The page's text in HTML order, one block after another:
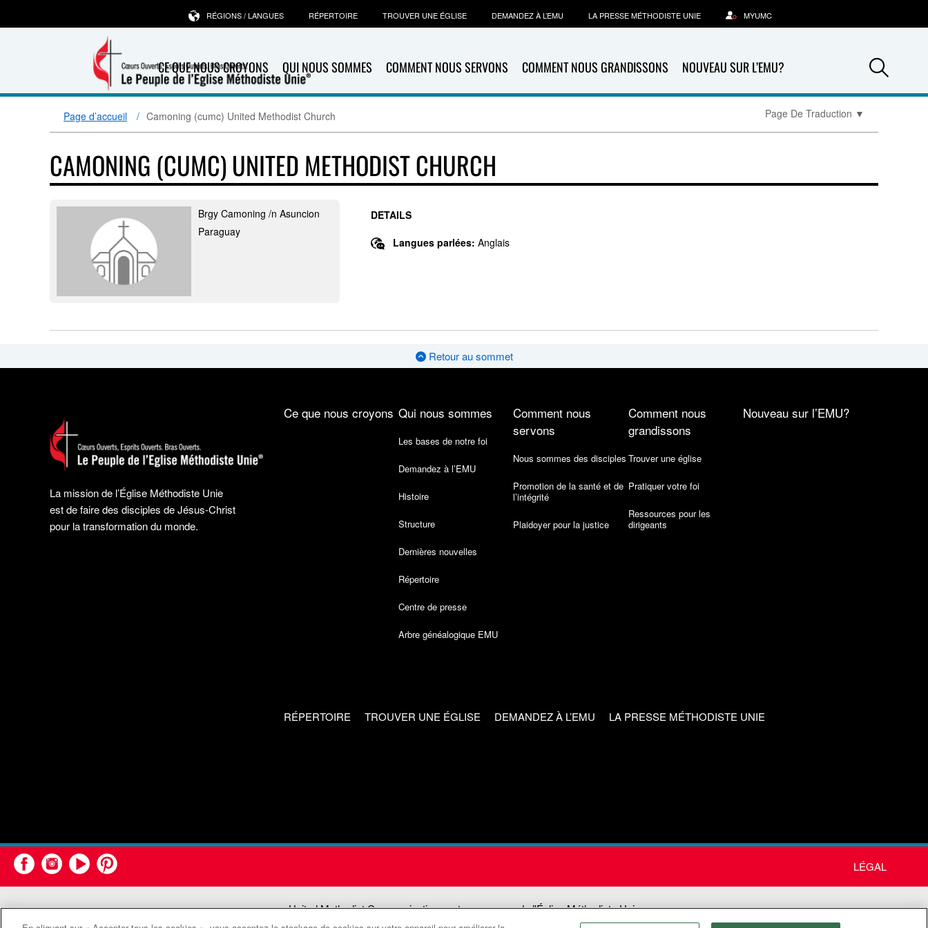
CE QUE NOUS CROYONS QUI NOUS SOMMES COMMENT NOUS SERVONS COMMENT NOUS GRANDISSONS NOUVEAU SUR L’EMU?
RÉGIONS / LANGUES RÉPERTOIRE TROUVER UNE ÉGLISE DEMANDEZ À L’EMU LA PRESSE MÉTHODISTE UNIE MYUMC
Page d’accueil Camoning (cumc) United Methodist Church Page De Traduction ▼
CAMONING (CUMC) UNITED METHODIST CHURCH
Brgy Camoning /n Asuncion
Paraguay
DETAILS
Langues parlées: Anglais
Retour au sommet
La mission de l’Église Méthodiste Unie
est de faire des disciples de Jésus-Christ
pour la transformation du monde.
Ce que nous croyons Qui nous sommes
Les bases de notre foi
Demandez à l’EMU
Histoire
Structure
Dernières nouvelles
Répertoire
Centre de presse
Arbre généalogique EMU
Comment nous
servons
Nous sommes des disciples
Promotion de la santé et de
l’intégrité
Plaidoyer pour la justice
Comment nous
grandissons
Trouver une église
Pratiquer votre foi
Ressources pour les
dirigeants
Nouveau sur l’EMU?
RÉPERTOIRE TROUVER UNE ÉGLISE DEMANDEZ À L’EMU LA PRESSE MÉTHODISTE UNIE
LÉGAL
United Methodist Communications est une agence de l'Église Méthodiste Unie